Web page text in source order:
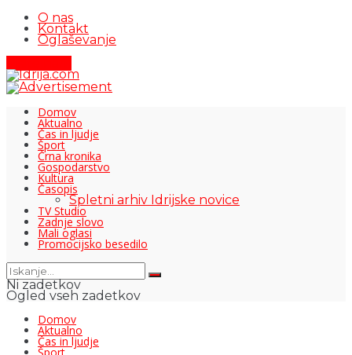
O nas
Kontakt
Oglaševanje
Domov
Aktualno
Čas in ljudje
Šport
Črna kronika
Gospodarstvo
Kultura
Časopis
Spletni arhiv Idrijske novice
TV Studio
Zadnje slovo
Mali oglasi
Promocijsko besedilo
Ni zadetkov
Ogled vseh zadetkov
Domov
Aktualno
Čas in ljudje